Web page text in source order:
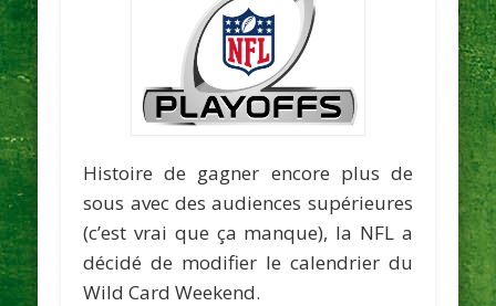
Histoire de gagner encore plus de
sous avec des audiences supérieures
(c’est vrai que ça manque), la NFL a
décidé de modifier le calendrier du
Wild Card Weekend.